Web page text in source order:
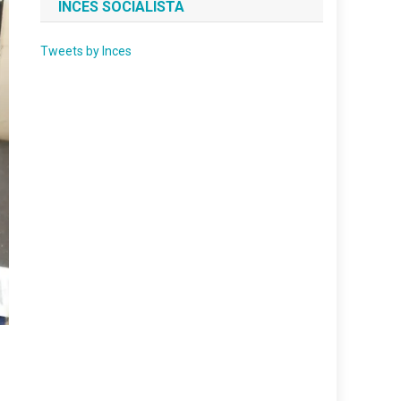
INCES SOCIALISTA
Tweets by Inces